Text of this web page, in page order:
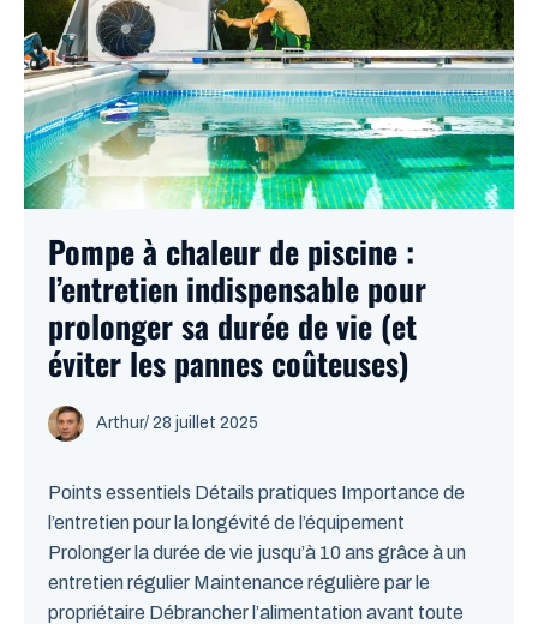
Pompe à chaleur de piscine :
l’entretien indispensable pour
prolonger sa durée de vie (et
éviter les pannes coûteuses)
Arthur/ 28 juillet 2025
Points essentiels Détails pratiques Importance de
l’entretien pour la longévité de l’équipement
Prolonger la durée de vie jusqu’à 10 ans grâce à un
entretien régulier Maintenance régulière par le
propriétaire Débrancher l’alimentation avant toute